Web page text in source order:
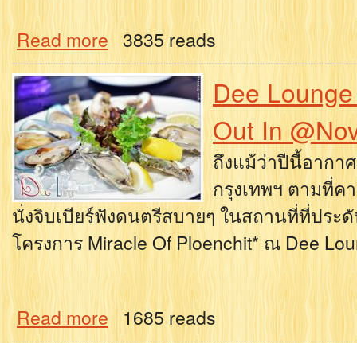
Read more 3835 reads
Dee
Out In
ถึงแม้ว่าปีนี้อากา
กรุงเทพฯ ตามที่ค
นั่งจิบเบียร์ฟังดนตรีสบายๆ ในสถานที่ที่ประ
โครงการ Miracle Of Ploenchit* ณ Dee
Read more 1685 reads